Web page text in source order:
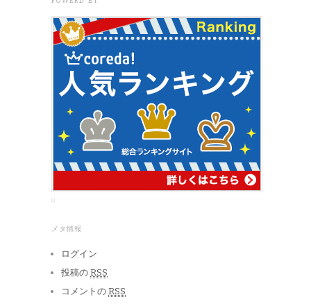
メタ情報
ログイン
投稿の RSS
コメントの RSS